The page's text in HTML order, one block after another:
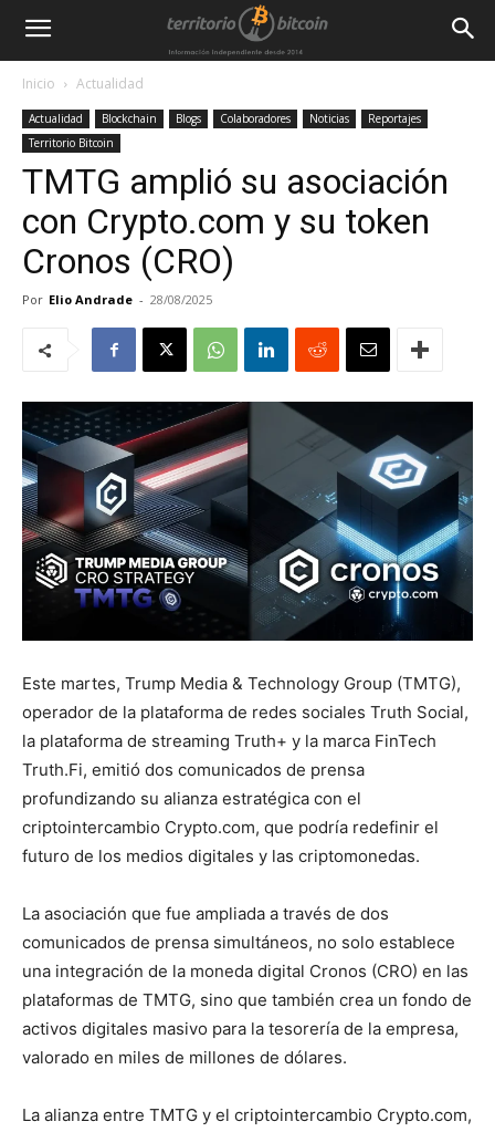
Inicio Actualidad
Actualidad Blockchain Blogs Colaboradores Noticias
Reportajes
Territorio Bitcoin
TMTG amplió su asociación
con Crypto.com y su token
Cronos (CRO)
Por Elio Andrade - 28/08/2025
Este martes, Trump Media & Technology Group (TMTG),
operador de la plataforma de redes sociales Truth Social,
la plataforma de streaming Truth+ y la marca FinTech
Truth.Fi, emitió dos comunicados de prensa
profundizando su alianza estratégica con el
criptointercambio Crypto.com, que podría redefinir el
futuro de los medios digitales y las criptomonedas.
La asociación que fue ampliada a través de dos
comunicados de prensa simultáneos, no solo establece
una integración de la moneda digital Cronos (CRO) en las
plataformas de TMTG, sino que también crea un fondo de
activos digitales masivo para la tesorería de la empresa,
valorado en miles de millones de dólares.
La alianza entre TMTG y el criptointercambio Crypto.com,